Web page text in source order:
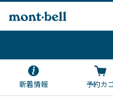
新着情報 予約カ